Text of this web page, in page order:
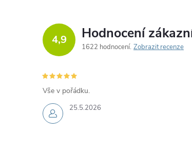
d
a
c
í
p
4,9 Hodnocení
1622 hodnocení Zobrazit recenze
25.5.2026
Vše v pořádku.